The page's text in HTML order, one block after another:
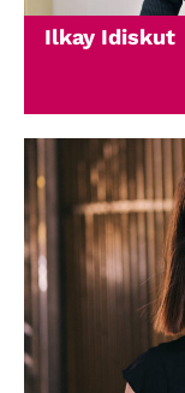
Ilkay Idiskut